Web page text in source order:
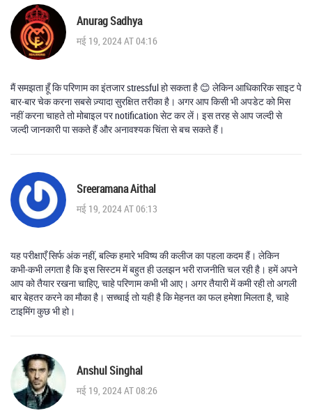
Anurag Sadhya
मई 19, 2024 AT 04:16
मैं समझता हूँ कि परिणाम का इंतजार stressful हो सकता है 😊 लेकिन आधिकारिक साइट पे
बार‑बार चेक करना सबसे ज़्यादा सुरक्षित तरीका है। अगर आप किसी भी अपडेट को मिस
नहीं करना चाहते तो मोबाइल पर notification सेट कर लें। इस तरह से आप जल्‍दी से
जल्‍दी जानकारी पा सकते हैं और अनावश्यक चिंता से बच सकते हैं।
Sreeramana Aithal
मई 19, 2024 AT 06:13
यह परीक्षाएँ सिर्फ अंक नहीं, बल्कि हमारे भविष्य की कलीज का पहला कदम हैं। लेकिन
कभी‑कभी लगता है कि इस सिस्टम में बहुत ही उलझन भरी राजनीति चल रही है। हमें अपने
आप को तैयार रखना चाहिए, चाहे परिणाम कभी भी आए। अगर तैयारी में कमी रही तो अगली
बार बेहतर करने का मौका है। सच्चाई तो यही है कि मेहनत का फल हमेशा मिलता है, चाहे
टाइमिंग कुछ भी हो।
Anshul Singhal
मई 19, 2024 AT 08:26